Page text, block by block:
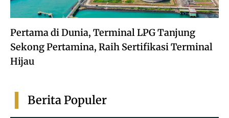
Pertama di Dunia, Terminal LPG Tanjung
Sekong Pertamina, Raih Sertifikasi Terminal
Hijau
Berita Populer